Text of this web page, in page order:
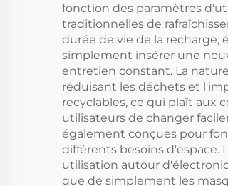
Contrôle Wifi
Machine de
désodorisant
électrique
fonction des paramètres
traditionnelles de
durée de vie de la
simplement insérer une
entretien constant. La
réduisant les déchets et
recyclables, ce qui plaît aux
utilisateurs de changer
également conçues pour
différents besoins d'espace.
utilisation autour
que de simplement les